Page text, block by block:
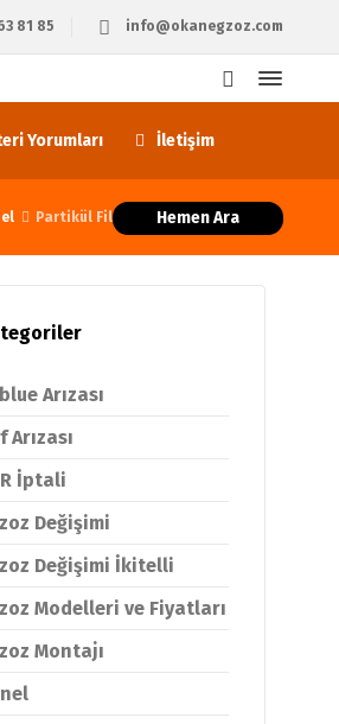
81 85 info@okanegzoz.com
Yorumları İletişim
Hemen Ara
Partikül Filtresi Çıkartma ve Bakım
Arızası
Arızası
İptali
Değişimi
Değişimi İkitelli
Modelleri ve Fiyatları
Montajı